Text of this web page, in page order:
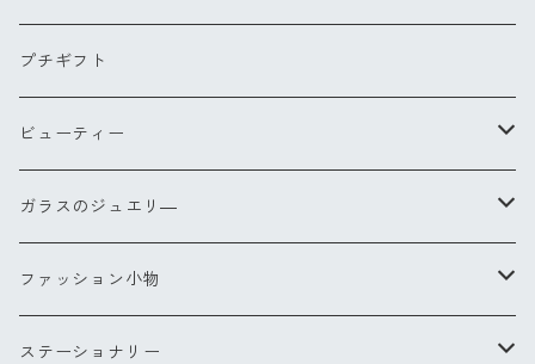
プチギフト
ビューティー
ヘアブラシ
Sサイズ
Lサイズ
コンパクトブラシ
チークブラシ
ガラスのジュエリ―
リングXS(ナノ)
リングS
ファッション小物
スカーフ
ステーショナリー